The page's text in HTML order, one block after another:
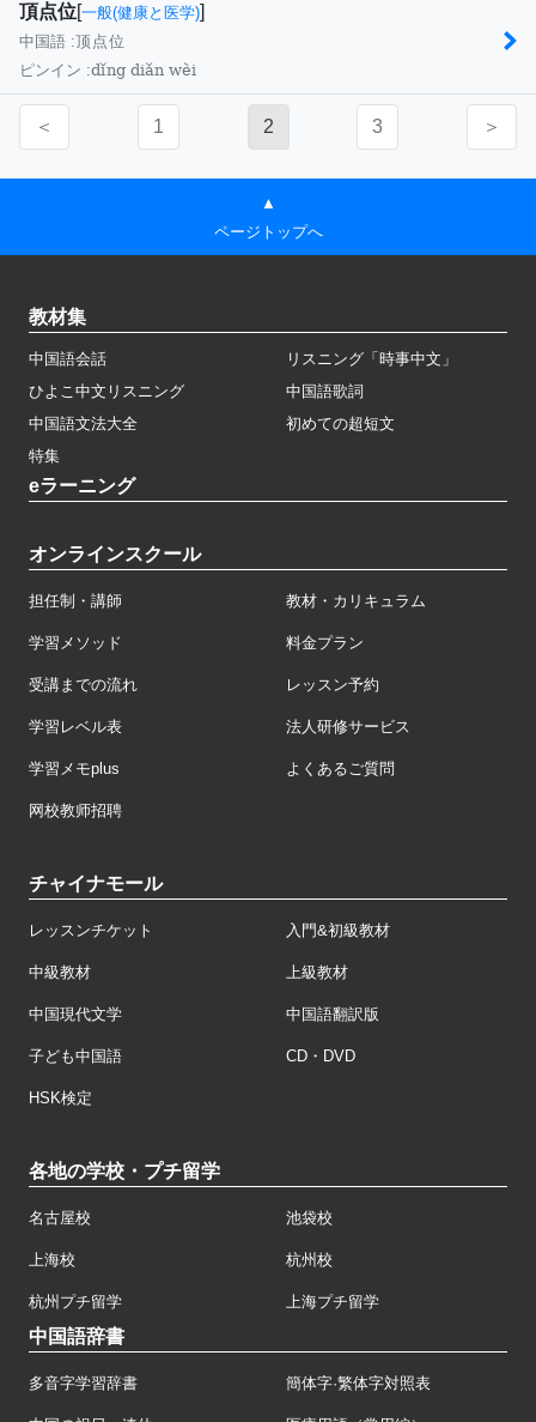
頂点位[一般(健康と医学)]
中国語 :顶点位
ピンイン :dǐng diǎn wèi
＜ 1 2 3 ＞
▲
ページトップへ
教材集
中国語会話
リスニング「時事中文」
ひよこ中文リスニング
中国語歌詞
中国語文法大全
初めての超短文
特集
eラーニング
オンラインスクール
担任制・講師 教材・カリキュラム
学習メソッド 料金プラン
受講までの流れ レッスン予約
学習レベル表 法人研修サービス
学習メモplus よくあるご質問
网校教师招聘
チャイナモール
レッスンチケット 入門&初級教材
中級教材 上級教材
中国現代文学 中国語翻訳版
子ども中国語 CD・DVD
HSK検定
各地の学校・プチ留学
名古屋校 池袋校
上海校 杭州校
杭州プチ留学 上海プチ留学
中国語辞書
多音字学習辞書 簡体字·繁体字対照表